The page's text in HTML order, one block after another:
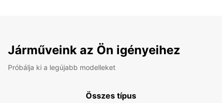
Járműveink az Ön igényeihez
Próbálja ki a legújabb modelleket
Összes típus